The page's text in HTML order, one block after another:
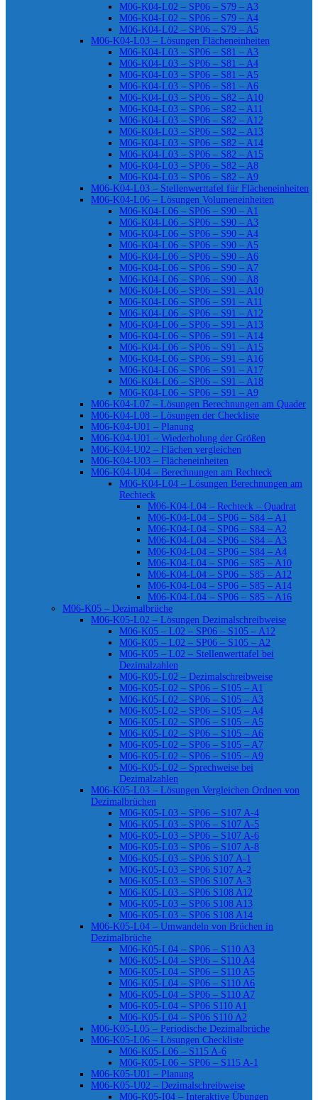
M06-K04-L02 – SP06 – S79 – A3
M06-K04-L02 – SP06 – S79 – A4
M06-K04-L02 – SP06 – S79 – A5
M06-K04-L03 – Lösungen Flächeneinheiten
M06-K04-L03 – SP06 – S81 – A3
M06-K04-L03 – SP06 – S81 – A4
M06-K04-L03 – SP06 – S81 – A5
M06-K04-L03 – SP06 – S81 – A6
M06-K04-L03 – SP06 – S82 – A10
M06-K04-L03 – SP06 – S82 – A11
M06-K04-L03 – SP06 – S82 – A12
M06-K04-L03 – SP06 – S82 – A13
M06-K04-L03 – SP06 – S82 – A14
M06-K04-L03 – SP06 – S82 – A15
M06-K04-L03 – SP06 – S82 – A8
M06-K04-L03 – SP06 – S82 – A9
M06-K04-L03 – Stellenwerttafel für Flächeneinheiten
M06-K04-L06 – Lösungen Volumeneinheiten
M06-K04-L06 – SP06 – S90 – A1
M06-K04-L06 – SP06 – S90 – A3
M06-K04-L06 – SP06 – S90 – A4
M06-K04-L06 – SP06 – S90 – A5
M06-K04-L06 – SP06 – S90 – A6
M06-K04-L06 – SP06 – S90 – A7
M06-K04-L06 – SP06 – S90 – A8
M06-K04-L06 – SP06 – S91 – A10
M06-K04-L06 – SP06 – S91 – A11
M06-K04-L06 – SP06 – S91 – A12
M06-K04-L06 – SP06 – S91 – A13
M06-K04-L06 – SP06 – S91 – A14
M06-K04-L06 – SP06 – S91 – A15
M06-K04-L06 – SP06 – S91 – A16
M06-K04-L06 – SP06 – S91 – A17
M06-K04-L06 – SP06 – S91 – A18
M06-K04-L06 – SP06 – S91 – A9
M06-K04-L07 – Lösungen Berechnungen am Quader
M06-K04-L08 – Lösungen der Checkliste
M06-K04-U01 – Planung
M06-K04-U01 – Wiederholung der Größen
M06-K04-U02 – Flächen vergleichen
M06-K04-U03 – Flächeneinheiten
M06-K04-U04 – Berechnungen am Rechteck
M06-K04-L04 – Lösungen Berechnungen am
Rechteck
M06-K04-L04 – Rechteck – Quadrat
M06-K04-L04 – SP06 – S84 – A1
M06-K04-L04 – SP06 – S84 – A2
M06-K04-L04 – SP06 – S84 – A3
M06-K04-L04 – SP06 – S84 – A4
M06-K04-L04 – SP06 – S85 – A10
M06-K04-L04 – SP06 – S85 – A12
M06-K04-L04 – SP06 – S85 – A14
M06-K04-L04 – SP06 – S85 – A16
M06-K05 – Dezimalbrüche
M06-K05-L02 – Lösungen Dezimalschreibweise
M06-K05 – L02 – SP06 – S105 – A12
M06-K05 – L02 – SP06 – S105 – A2
M06-K05 – L02 – Stellenwerttafel bei
Dezimalzahlen
M06-K05-L02 – Dezimalschreibweise
M06-K05-L02 – SP06 – S105 – A1
M06-K05-L02 – SP06 – S105 – A3
M06-K05-L02 – SP06 – S105 – A4
M06-K05-L02 – SP06 – S105 – A5
M06-K05-L02 – SP06 – S105 – A6
M06-K05-L02 – SP06 – S105 – A7
M06-K05-L02 – SP06 – S105 – A9
M06-K05-L02 – Sprechweise bei
Dezimalzahlen
M06-K05-L03 – Lösungen Vergleichen Ordnen von
Dezimalbrüchen
M06-K05-L03 – SP06 – S107 A-4
M06-K05-L03 – SP06 – S107 A-5
M06-K05-L03 – SP06 – S107 A-6
M06-K05-L03 – SP06 – S107 A-8
M06-K05-L03 – SP06 S107 A-1
M06-K05-L03 – SP06 S107 A-2
M06-K05-L03 – SP06 S107 A-3
M06-K05-L03 – SP06 S108 A12
M06-K05-L03 – SP06 S108 A13
M06-K05-L03 – SP06 S108 A14
M06-K05-L04 – Umwandeln von Brüchen in
Dezimalbrüche
M06-K05-L04 – SP06 – S110 A3
M06-K05-L04 – SP06 – S110 A4
M06-K05-L04 – SP06 – S110 A5
M06-K05-L04 – SP06 – S110 A6
M06-K05-L04 – SP06 – S110 A7
M06-K05-L04 – SP06 S110 A1
M06-K05-L04 – SP06 S110 A2
M06-K05-L05 – Periodische Dezimalbrüche
M06-K05-L06 – Lösungen Checkliste
M06-K05-L06 – S115 A-6
M06-K05-L06 – SP06 – S115 A-1
M06-K05-U01 – Planung
M06-K05-U02 – Dezimalschreibweise
M06-K05-I04 – Interaktive Übungen